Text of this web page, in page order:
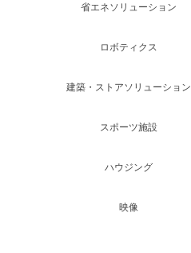
省エネソリューション
ロボティクス
建築・ストアソリューション
スポーツ施設
ハウジング
映像